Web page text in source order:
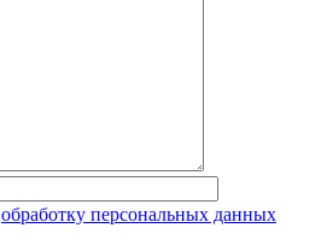
обработку персональных данных